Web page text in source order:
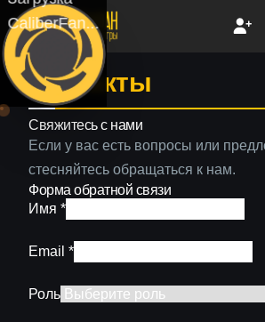
CaliberFan...
Контакты
Свяжитесь с нами
Если у вас есть вопросы или
стесняйтесь обращаться к нам.
Форма обратной связи
Имя *
Email *
Роль